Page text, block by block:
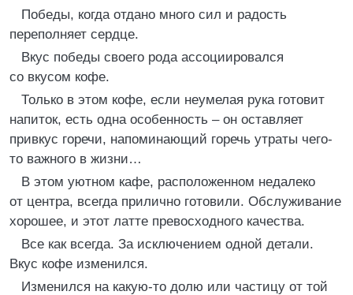
Победы, когда отдано много сил и радость
переполняет сердце.
Вкус победы своего рода ассоциировался
со вкусом кофе.
Только в этом кофе, если неумелая рука готовит
напиток, есть одна особенность – он оставляет
привкус горечи, напоминающий горечь утраты чего-
то важного в жизни…
В этом уютном кафе, расположенном недалеко
от центра, всегда прилично готовили. Обслуживание
хорошее, и этот латте превосходного качества.
Все как всегда. За исключением одной детали.
Вкус кофе изменился.
Изменился на какую-то долю или частицу от той